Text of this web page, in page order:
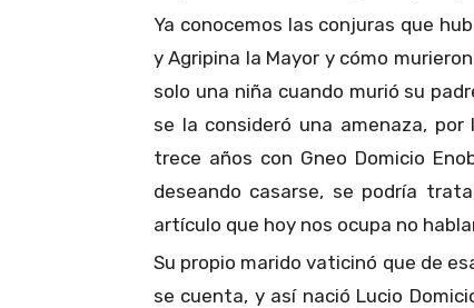
Ya conocemos las conjuras que
y Agripina la Mayor y cómo
solo una niña cuando murió su
se la consideró una amenaza,
trece años con Gneo Domicio
deseando casarse, se podría
artículo que hoy nos ocupa no
Su propio marido vaticinó que de
se cuenta, y así nació Lucio